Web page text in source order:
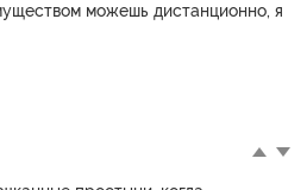
можешь дистанционно, я